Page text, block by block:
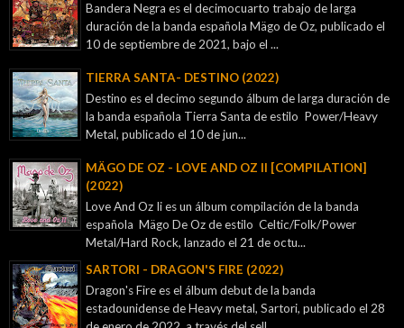
Bandera Negra es el decimocuarto trabajo de larga
duración de la banda española Mägo de Oz, publicado el
10 de septiembre de 2021, bajo el ...
TIERRA SANTA- DESTINO (2022)
Destino es el decimo segundo álbum de larga duración de
la banda española Tierra Santa de estilo Power/Heavy
Metal, publicado el 10 de jun...
MÄGO DE OZ - LOVE AND OZ II [COMPILATION]
(2022)
Love And Oz Ii es un álbum compilación de la banda
española Mägo De Oz de estilo Celtic/Folk/Power
Metal/Hard Rock, lanzado el 21 de octu...
SARTORI - DRAGON'S FIRE (2022)
Dragon's Fire es el álbum debut de la banda
estadounidense de Heavy metal, Sartori, publicado el 28